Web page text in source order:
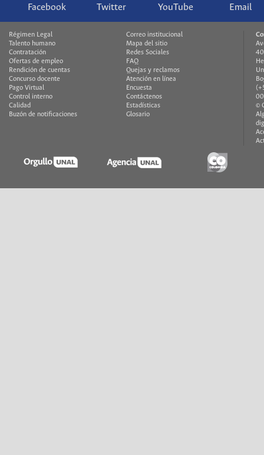
Facebook Twitter YouTube Email
Régimen Legal
Talento humano
Contratación
Ofertas de empleo
Rendición de cuentas
Concurso docente
Pago Virtual
Control interno
Calidad
Buzón de notificaciones
Correo institucional
Mapa del sitio
Redes Sociales
FAQ
Quejas y reclamos
Atención en línea
Encuesta
Contáctenos
Estadísticas
Glosario
©